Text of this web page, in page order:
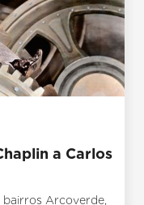
a Carlos
Arcoverde,